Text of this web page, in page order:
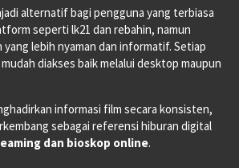
alternatif bagi pengguna yang terbiasa
seperti lk21 dan rebahin, namun
lebih nyaman dan informatif. Setiap
diakses baik melalui desktop maupun
informasi film secara konsisten,
sebagai referensi hiburan digital
dan bioskop online.